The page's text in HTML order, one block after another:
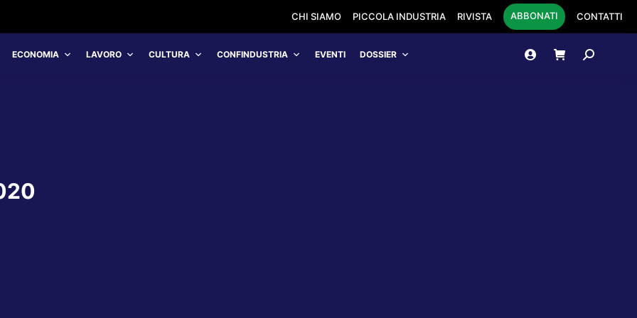
CHI SIAMO PICCOLA INDUSTRIA RIVISTA ABBONATI CONTATTI
ECONOMIA LAVORO CULTURA CONFINDUSTRIA EVENTI DOSSIER Cerca: